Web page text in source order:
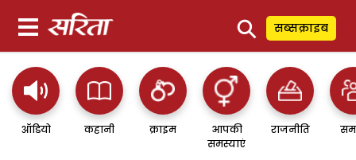
⚲ सब्सक्राइब
ऑडियो कहानी क्राइम
आपकी
समस्याएं
राजनीति